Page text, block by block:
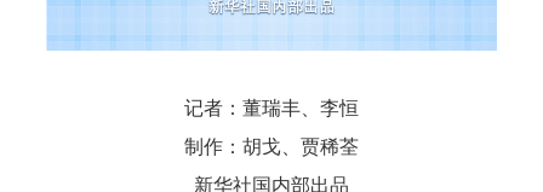
记者：董瑞丰、李恒
制作：胡戈、贾稀荃
新华社国内部出品